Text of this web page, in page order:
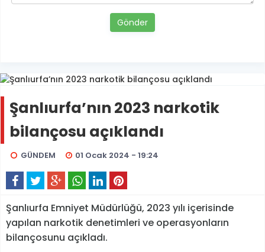
Gönder
Şanlıurfa’nın 2023 narkotik
bilançosu açıklandı
GÜNDEM 01 Ocak 2024 - 19:24
Şanlıurfa Emniyet Müdürlüğü, 2023 yılı içerisinde
yapılan narkotik denetimleri ve operasyonların
bilançosunu açıkladı.